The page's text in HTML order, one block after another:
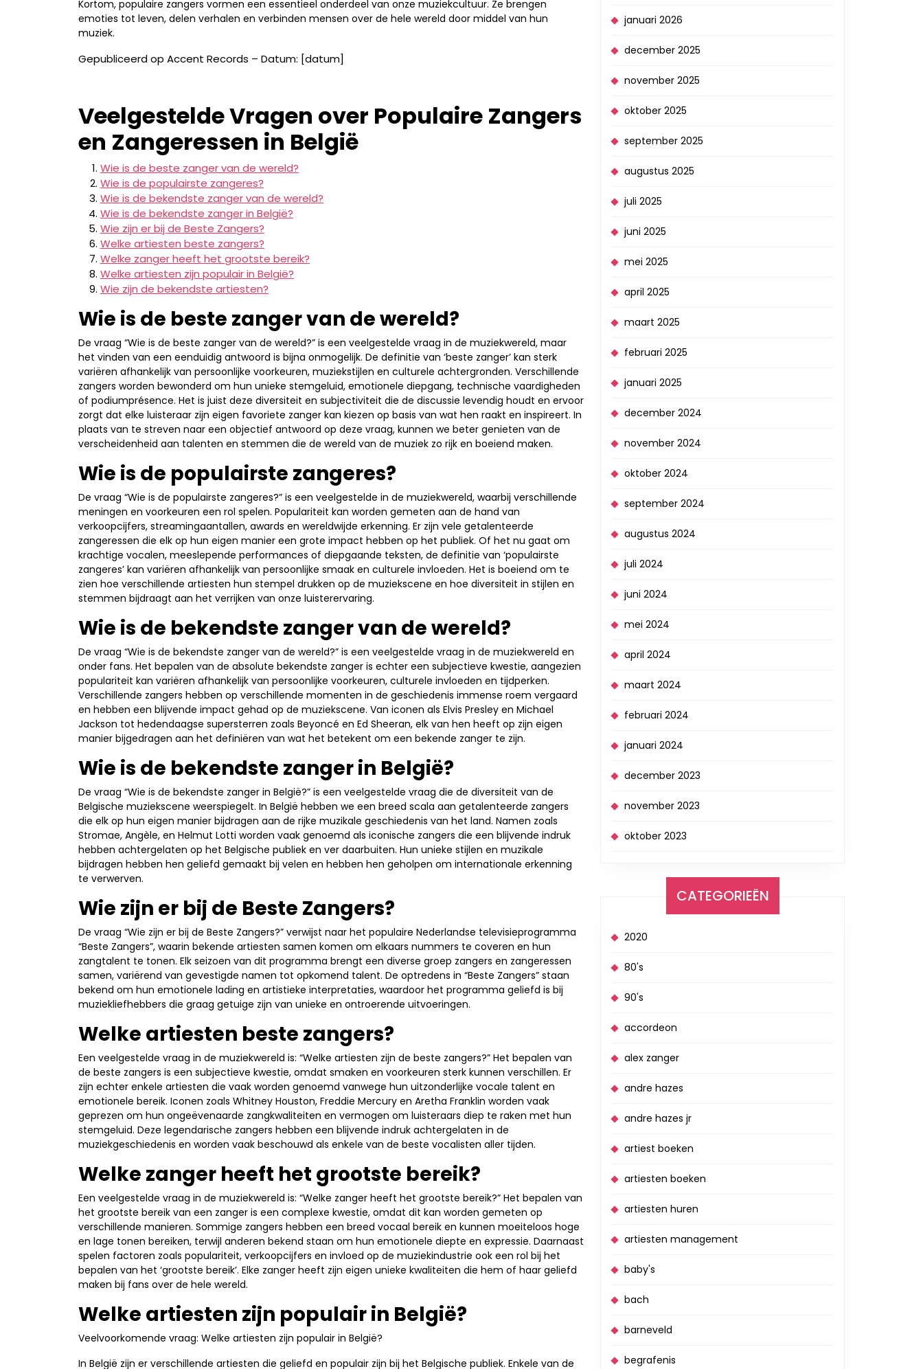
Kortom, populaire zangers vormen een essentieel onderdeel van onze muziekcultuur. Ze brengen
emoties tot leven, delen verhalen en verbinden mensen over de hele wereld door middel van hun
muziek.
Gepubliceerd op Accent Records – Datum: [datum]
Veelgestelde Vragen over Populaire Zangers
en Zangeressen in België
Wie is de beste zanger van de wereld?
Wie is de populairste zangeres?
Wie is de bekendste zanger van de wereld?
Wie is de bekendste zanger in België?
Wie zijn er bij de Beste Zangers?
Welke artiesten beste zangers?
Welke zanger heeft het grootste bereik?
Welke artiesten zijn populair in België?
Wie zijn de bekendste artiesten?
Wie is de beste zanger van de wereld?
De vraag “Wie is de beste zanger van de wereld?” is een veelgestelde vraag in de muziekwereld, maar
het vinden van een eenduidig antwoord is bijna onmogelijk. De definitie van ‘beste zanger’ kan sterk
variëren afhankelijk van persoonlijke voorkeuren, muziekstijlen en culturele achtergronden. Verschillende
zangers worden bewonderd om hun unieke stemgeluid, emotionele diepgang, technische vaardigheden
of podiumprésence. Het is juist deze diversiteit en subjectiviteit die de discussie levendig houdt en ervoor
zorgt dat elke luisteraar zijn eigen favoriete zanger kan kiezen op basis van wat hen raakt en inspireert. In
plaats van te streven naar een objectief antwoord op deze vraag, kunnen we beter genieten van de
verscheidenheid aan talenten en stemmen die de wereld van de muziek zo rijk en boeiend maken.
Wie is de populairste zangeres?
De vraag “Wie is de populairste zangeres?” is een veelgestelde in de muziekwereld, waarbij verschillende
meningen en voorkeuren een rol spelen. Populariteit kan worden gemeten aan de hand van
verkoopcijfers, streamingaantallen, awards en wereldwijde erkenning. Er zijn vele getalenteerde
zangeressen die elk op hun eigen manier een grote impact hebben op het publiek. Of het nu gaat om
krachtige vocalen, meeslepende performances of diepgaande teksten, de definitie van ‘populairste
zangeres’ kan variëren afhankelijk van persoonlijke smaak en culturele invloeden. Het is boeiend om te
zien hoe verschillende artiesten hun stempel drukken op de muziekscene en hoe diversiteit in stijlen en
stemmen bijdraagt aan het verrijken van onze luisterervaring.
Wie is de bekendste zanger van de wereld?
De vraag “Wie is de bekendste zanger van de wereld?” is een veelgestelde vraag in de muziekwereld en
onder fans. Het bepalen van de absolute bekendste zanger is echter een subjectieve kwestie, aangezien
populariteit kan variëren afhankelijk van persoonlijke voorkeuren, culturele invloeden en tijdperken.
Verschillende zangers hebben op verschillende momenten in de geschiedenis immense roem vergaard
en hebben een blijvende impact gehad op de muziekscene. Van iconen als Elvis Presley en Michael
Jackson tot hedendaagse supersterren zoals Beyoncé en Ed Sheeran, elk van hen heeft op zijn eigen
manier bijgedragen aan het definiëren van wat het betekent om een ​​bekende zanger te zijn.
Wie is de bekendste zanger in België?
De vraag “Wie is de bekendste zanger in België?” is een veelgestelde vraag die de diversiteit van de
Belgische muziekscene weerspiegelt. In België hebben we een breed scala aan getalenteerde zangers
die elk op hun eigen manier bijdragen aan de rijke muzikale geschiedenis van het land. Namen zoals
Stromae, Angèle, en Helmut Lotti worden vaak genoemd als iconische zangers die een blijvende indruk
hebben achtergelaten op het Belgische publiek en ver daarbuiten. Hun unieke stijlen en muzikale
bijdragen hebben hen geliefd gemaakt bij velen en hebben hen geholpen om internationale erkenning
te verwerven.
Wie zijn er bij de Beste Zangers?
De vraag “Wie zijn er bij de Beste Zangers?” verwijst naar het populaire Nederlandse televisieprogramma
“Beste Zangers”, waarin bekende artiesten samen komen om elkaars nummers te coveren en hun
zangtalent te tonen. Elk seizoen van dit programma brengt een diverse groep zangers en zangeressen
samen, variërend van gevestigde namen tot opkomend talent. De optredens in “Beste Zangers” staan
bekend om hun emotionele lading en artistieke interpretaties, waardoor het programma geliefd is bij
muziekliefhebbers die graag getuige zijn van unieke en ontroerende uitvoeringen.
Welke artiesten beste zangers?
Een veelgestelde vraag in de muziekwereld is: “Welke artiesten zijn de beste zangers?” Het bepalen van
de beste zangers is een subjectieve kwestie, omdat smaken en voorkeuren sterk kunnen verschillen. Er
zijn echter enkele artiesten die vaak worden genoemd vanwege hun uitzonderlijke vocale talent en
emotionele bereik. Iconen zoals Whitney Houston, Freddie Mercury en Aretha Franklin worden vaak
geprezen om hun ongeëvenaarde zangkwaliteiten en vermogen om luisteraars diep te raken met hun
stemgeluid. Deze legendarische zangers hebben een blijvende indruk achtergelaten in de
muziekgeschiedenis en worden vaak beschouwd als enkele van de beste vocalisten aller tijden.
Welke zanger heeft het grootste bereik?
Een veelgestelde vraag in de muziekwereld is: “Welke zanger heeft het grootste bereik?” Het bepalen van
het grootste bereik van een zanger is een complexe kwestie, omdat dit kan worden gemeten op
verschillende manieren. Sommige zangers hebben een breed vocaal bereik en kunnen moeiteloos hoge
en lage tonen bereiken, terwijl anderen bekend staan om hun emotionele diepte en expressie. Daarnaast
spelen factoren zoals populariteit, verkoopcijfers en invloed op de muziekindustrie ook een rol bij het
bepalen van het ‘grootste bereik’. Elke zanger heeft zijn eigen unieke kwaliteiten die hem of haar geliefd
maken bij fans over de hele wereld.
Welke artiesten zijn populair in België?
Veelvoorkomende vraag: Welke artiesten zijn populair in België?
In België zijn er verschillende artiesten die geliefd en populair zijn bij het Belgische publiek. Enkele van de
januari 2026
december 2025
november 2025
oktober 2025
september 2025
augustus 2025
juli 2025
juni 2025
mei 2025
april 2025
maart 2025
februari 2025
januari 2025
december 2024
november 2024
oktober 2024
september 2024
augustus 2024
juli 2024
juni 2024
mei 2024
april 2024
maart 2024
februari 2024
januari 2024
december 2023
november 2023
oktober 2023
CATEGORIEËN
2020
80's
90's
accordeon
alex zanger
andre hazes
andre hazes jr
artiest boeken
artiesten boeken
artiesten huren
artiesten management
baby's
bach
barneveld
begrafenis